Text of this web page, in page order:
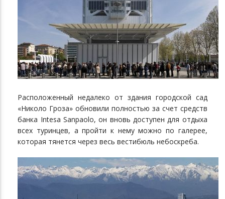
Расположенный недалеко от здания городской сад
«Николо Гроза» обновили полностью за счет средств
банка Intesa Sanpaolo, он вновь доступен для отдыха
всех туринцев, а пройти к нему можно по галерее,
которая тянется через весь вестибюль небоскреба.